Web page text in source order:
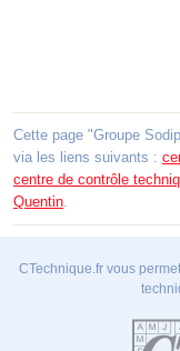
Cette page "Groupe
via les liens suivants :
centre de contrôle
Quentin.
CTechnique.fr vous